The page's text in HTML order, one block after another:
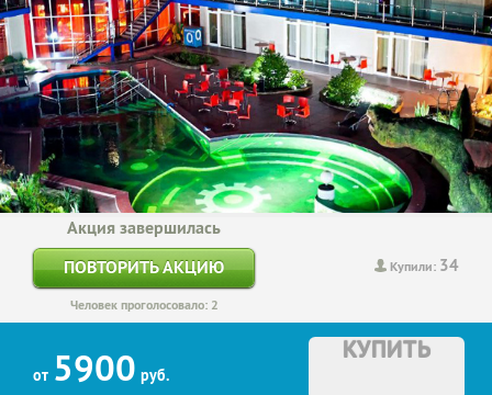
Купили: 34
Акция завершилась
ПОВТОРИТЬ АКЦИЮ
Человек проголосовало: 2
от 5900 руб.
КУПИТЬ